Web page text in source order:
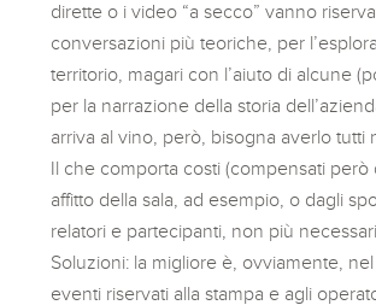
dirette o i video “a secco” vanno
conversazioni più teoriche, per
territorio, magari con l’aiuto di alcune
per la narrazione della storia
arriva al vino, però, bisogna averlo tutti
Il che comporta costi (compensati però
affitto della sala, ad esempio, o dagli
relatori e partecipanti, non più
Soluzioni: la migliore è, ovviamente,
eventi riservati alla stampa e agli